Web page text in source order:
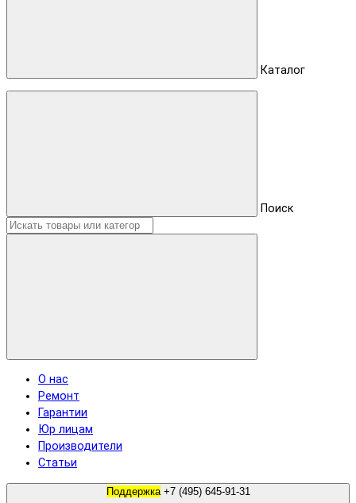
Каталог
Поиск
О нас
Ремонт
Гарантии
Юр лицам
Производители
Статьи
Поддержка